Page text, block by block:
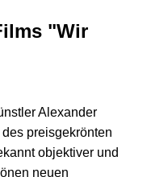
"Wir
Alexander
preisgekrönten
objektiver und
neuen